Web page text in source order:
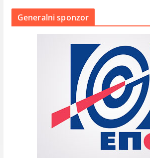
Generalni sponzor